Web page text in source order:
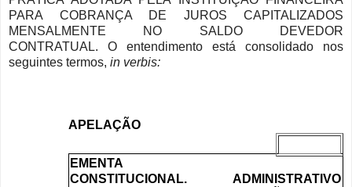
PARA COBRANÇA DE JUROS CAPITALIZADOS
MENSALMENTE NO SALDO DEVEDOR
CONTRATUAL. O entendimento está consolidado nos
seguintes termos, in verbis:
APELAÇÃO
EMENTA
CONSTITUCIONAL.ADMINISTRATIVO